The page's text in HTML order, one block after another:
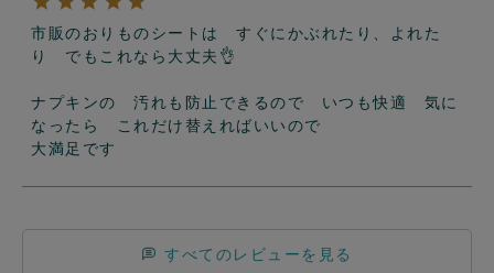
市販のおりものシートは　すぐにかぶれたり、よれた
り　でもこれなら大丈夫👌
ナプキンの　汚れも防止できるので　いつも快適　気に
なったら　これだけ替えればいいので
大満足です
すべてのレビューを見る